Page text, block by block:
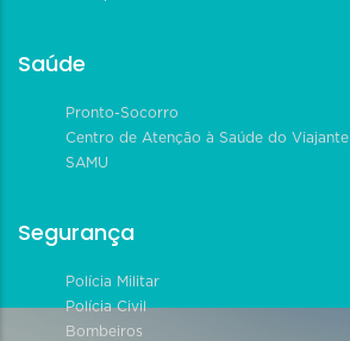
Saúde
Pronto-Socorro
Centro de Atenção à Saúde do Viajante
SAMU
Segurança
Polícia Militar
Polícia Civil
Bombeiros